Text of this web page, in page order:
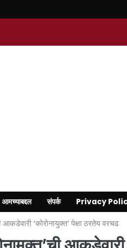
आमच्याबद्दल संपर्क Privacy
आकडेवारी ‘कोरोनायुक्त’ पेक्षा ठरतेय वरचढ